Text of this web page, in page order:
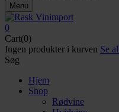
Menu
0
Cart(0)
Ingen produkter i kurven Se
Søg
Hjem
Shop
Rødvine